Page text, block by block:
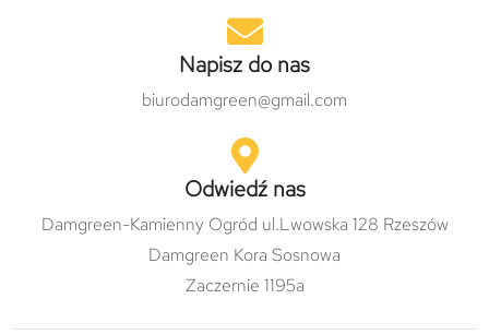
Napisz do nas
biurodamgreen@gmail.com
Odwiedź nas
Damgreen-Kamienny Ogród ul.Lwowska 128 Rzeszów
Damgreen Kora Sosnowa
Zaczernie 1195a